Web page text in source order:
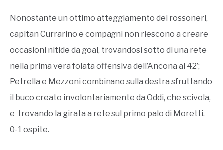
Nonostante un ottimo atteggiamento dei rossoneri,
capitan Currarino e compagni non riescono a creare
occasioni nitide da goal, trovandosi sotto di una rete
nella prima vera folata offensiva dell’Ancona al 42’;
Petrella e Mezzoni combinano sulla destra sfruttando
il buco creato involontariamente da Oddi, che scivola,
e trovando la girata a rete sul primo palo di Moretti.
0-1 ospite.